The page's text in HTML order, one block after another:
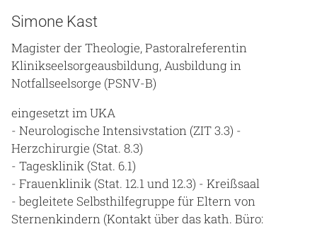
Simone Kast
Magister der Theologie, Pastoralreferentin
Klinikseelsorgeausbildung, Ausbildung in
Notfallseelsorge (PSNV-B)
eingesetzt im UKA
- Neurologische Intensivstation (ZIT 3.3) -
Herzchirurgie (Stat. 8.3)
- Tagesklinik (Stat. 6.1)
- Frauenklinik (Stat. 12.1 und 12.3) - Kreißsaal
- begleitete Selbsthilfegruppe für Eltern von
Sternenkindern (Kontakt über das kath. Büro: